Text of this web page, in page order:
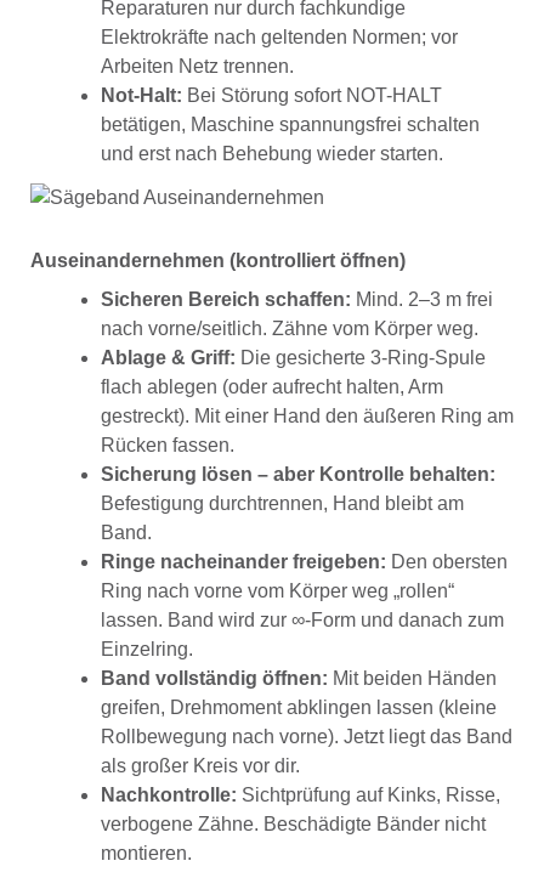
Reparaturen nur durch fachkundige
Elektrokräfte nach geltenden Normen; vor
Arbeiten Netz trennen.
Not-Halt: Bei Störung sofort NOT-HALT
betätigen, Maschine spannungsfrei schalten
und erst nach Behebung wieder starten.
Auseinandernehmen (kontrolliert öffnen)
Sicheren Bereich schaffen: Mind. 2–3 m frei
nach vorne/seitlich. Zähne vom Körper weg.
Ablage & Griff: Die gesicherte 3-Ring-Spule
flach ablegen (oder aufrecht halten, Arm
gestreckt). Mit einer Hand den äußeren Ring am
Rücken fassen.
Sicherung lösen – aber Kontrolle behalten:
Befestigung durchtrennen, Hand bleibt am
Band.
Ringe nacheinander freigeben: Den obersten
Ring nach vorne vom Körper weg „rollen“
lassen. Band wird zur ∞-Form und danach zum
Einzelring.
Band vollständig öffnen: Mit beiden Händen
greifen, Drehmoment abklingen lassen (kleine
Rollbewegung nach vorne). Jetzt liegt das Band
als großer Kreis vor dir.
Nachkontrolle: Sichtprüfung auf Kinks, Risse,
verbogene Zähne. Beschädigte Bänder nicht
montieren.